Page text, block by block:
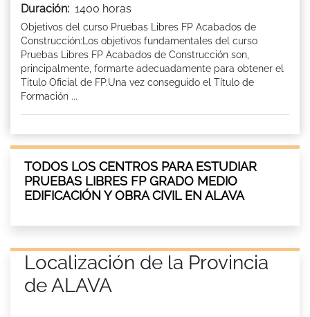
Duración: 1400 horas
Objetivos del curso Pruebas Libres FP Acabados de
Construcción:Los objetivos fundamentales del curso
Pruebas Libres FP Acabados de Construcción son,
principalmente, formarte adecuadamente para obtener el
Titulo Oficial de FP.Una vez conseguido el Título de
Formación ...
TODOS LOS CENTROS PARA ESTUDIAR
PRUEBAS LIBRES FP GRADO MEDIO
EDIFICACIÓN Y OBRA CIVIL EN ALAVA
Localización de la Provincia
de ALAVA